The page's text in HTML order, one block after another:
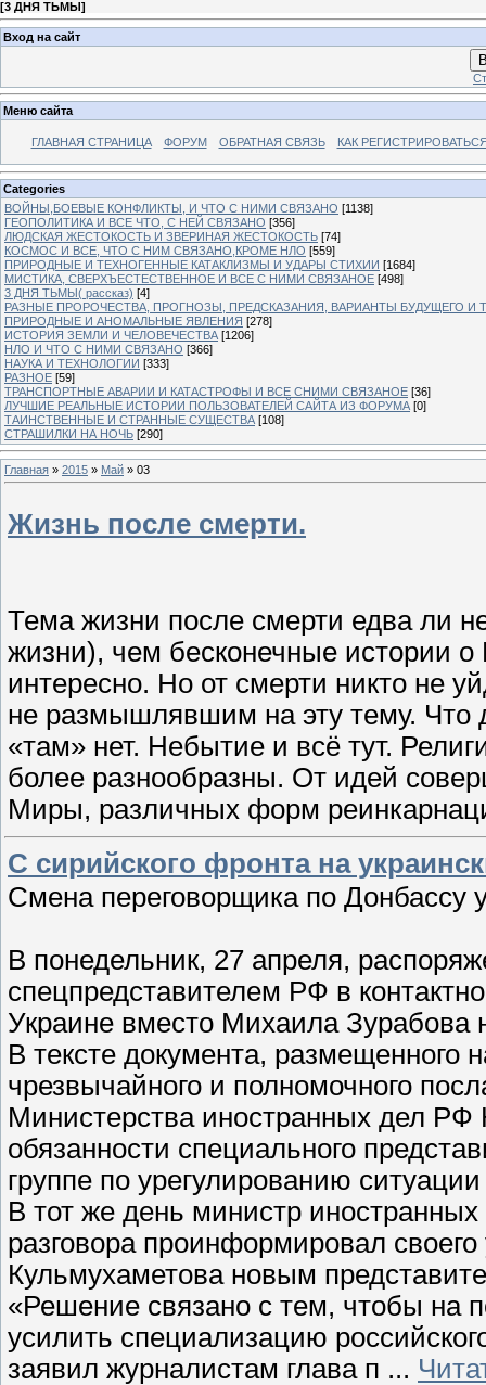
[3 ДНЯ ТЬМЫ]
Вход на сайт
Меню сайта
ГЛАВНАЯ СТРАНИЦА ФОРУМ ОБРАТНАЯ СВЯЗЬ КАК
Categories
ВОЙНЫ,БОЕВЫЕ КОНФЛИКТЫ, И ЧТО С НИМИ СВЯЗАНО [1138]
ГЕОПОЛИТИКА И ВСЕ ЧТО, С НЕЙ СВЯЗАНО [356]
ЛЮДСКАЯ ЖЕСТОКОСТЬ И ЗВЕРИНАЯ ЖЕСТОКОСТЬ [74]
КОСМОС И ВСЕ, ЧТО С НИМ СВЯЗАНО,КРОМЕ НЛО [559]
ПРИРОДНЫЕ И ТЕХНОГЕННЫЕ КАТАКЛИЗМЫ И УДАРЫ СТИХИИ [1684]
МИСТИКА, СВЕРХЪЕСТЕСТВЕННОЕ И ВСЕ С НИМИ СВЯЗАНОЕ [498]
3 ДНЯ ТЬМЫ( рассказ) [4]
РАЗНЫЕ ПРОРОЧЕСТВА, ПРОГНОЗЫ, ПРЕДСКАЗАНИЯ, ВАРИАНТЫ БУДУЩЕГО И
ПРИРОДНЫЕ И АНОМАЛЬНЫЕ ЯВЛЕНИЯ [278]
ИСТОРИЯ ЗЕМЛИ И ЧЕЛОВЕЧЕСТВА [1206]
НЛО И ЧТО С НИМИ СВЯЗАНО [366]
НАУКА И ТЕХНОЛОГИИ [333]
РАЗНОЕ [59]
ТРАНСПОРТНЫЕ АВАРИИ И КАТАСТРОФЫ И ВСЕ СНИМИ СВЯЗАНОЕ [36]
ЛУЧШИЕ РЕАЛЬНЫЕ ИСТОРИИ ПОЛЬЗОВАТЕЛЕЙ САЙТА ИЗ ФОРУМА [0]
ТАИНСТВЕННЫЕ И СТРАННЫЕ СУЩЕСТВА [108]
СТРАШИЛКИ НА НОЧЬ [290]
Главная » 2015 » Май » 03
Жизнь после смерти.
Тема жизни после смерти едва ли
жизни), чем бесконечные истории
интересно. Но от смерти никто не
не размышлявшим на эту тему. Что
«там» нет. Небытие и всё тут.
более разнообразны. От идей
Миры, различных форм
С сирийского фронта на
Смена переговорщика по Донбассу
В понедельник, 27 апреля,
спецпредставителем РФ в
Украине вместо Михаила Зурабова
В тексте документа, размещенного
чрезвычайного и полномочного
Министерства иностранных дел РФ
обязанности специального
группе по урегулированию
В тот же день министр
разговора проинформировал своего
Кульмухаметова новым
«Решение связано с тем, чтобы на
усилить специализацию
заявил журналистам глава п ...